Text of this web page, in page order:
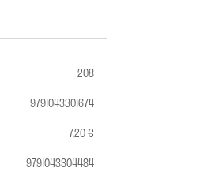
208
9791043301674
7,20 €
9791043304484